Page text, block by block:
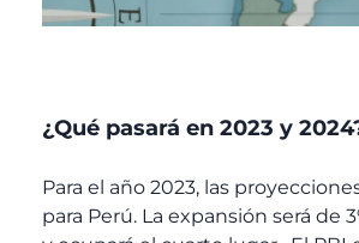
¿Qué pasará en 2023 y
Para el año 2023, las
para Perú. La expansión será de